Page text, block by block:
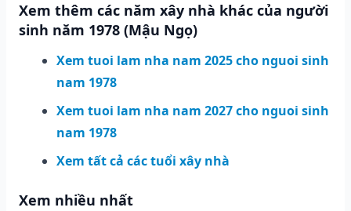
Xem thêm các năm xây nhà khác của người
sinh năm 1978 (Mậu Ngọ)
Xem tuoi lam nha nam 2025 cho nguoi sinh
nam 1978
Xem tuoi lam nha nam 2027 cho nguoi sinh
nam 1978
Xem tất cả các tuổi xây nhà
Xem nhiều nhất